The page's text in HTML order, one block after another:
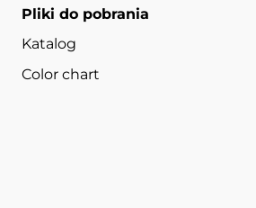
Pliki do pobrania
Katalog
Color chart